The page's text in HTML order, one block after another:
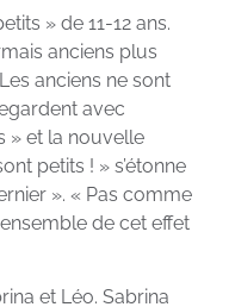
» de 11-12 ans.
anciens plus
anciens ne sont
avec
» et la nouvelle
petits ! » s’étonne
». « Pas comme
de cet effet
et Léo. Sabrina